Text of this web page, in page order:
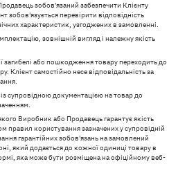
зобов'язаний забезпечити Клієнту
зобов'язується перевірити відповідність
характеристик, узгоджених в замовленні.
зовнішній вигляд і належну якість
загибелі або пошкодження товару переходить до
Клієнт самостійно несе відповідальність за
супровідною документацією на товар до
Виробник або Продавець гарантує якість
правил користування зазначених у супровідній
гарантійних зобов'язань на замовлений
який додається до кожної одиниці товару в
яка може бути розміщена на офіційному веб-